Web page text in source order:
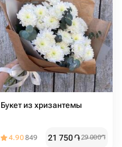
Букет из хризантемы
4.90849 21 750֏29 000֏